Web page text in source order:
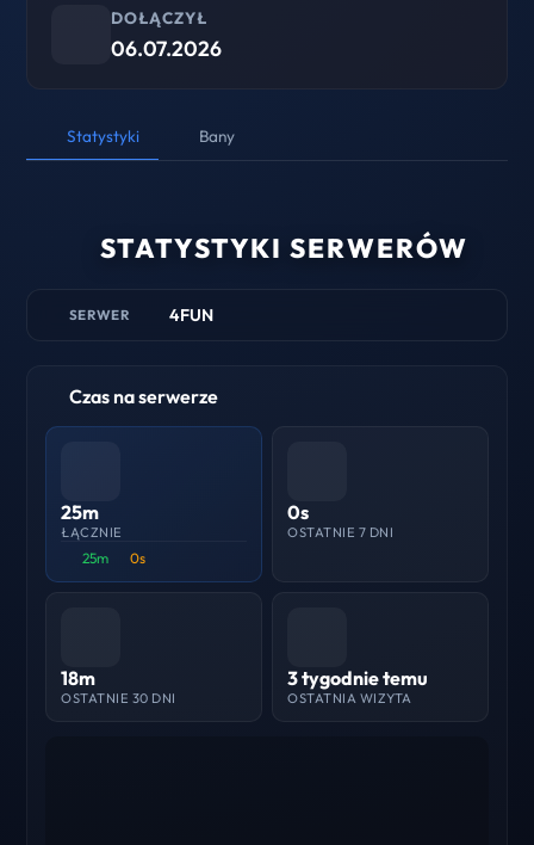
DOŁĄCZYŁ
06.07.2026
Statystyki Bany
STATYSTYKI SERWERÓW
SERWER 4FUN
Czas na serwerze
25m
ŁĄCZNIE
25m 0s
0s
OSTATNIE 7 DNI
18m
OSTATNIE 30 DNI
3 tygodnie temu
OSTATNIA WIZYTA